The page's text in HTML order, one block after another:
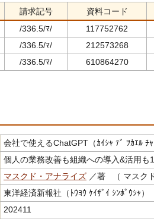
請求記号
資料コード
/336.5/ﾏ/
117752762
/336.5/ﾏ/
212573268
/336.5/ﾏ/ 610864270
会社で使えるChatGPT（ｶｲｼｬ ﾃﾞ ﾂｶｴﾙ ﾁｬ
個人の業務改善も組織への導入&活用も
マスクド・アナライズ ／著 （ マスク
東洋経済新報社（ﾄｳﾖｳ ｹｲｻﾞｲ ｼﾝﾎﾟｳｼｬ）
202411